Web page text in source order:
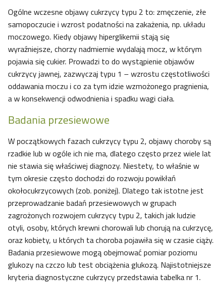
Ogólne wczesne objawy cukrzycy typu 2 to: zmęczenie, złe
samopoczucie i wzrost podatności na zakażenia, np. układu
moczowego. Kiedy objawy hiperglikemii stają się
wyraźniejsze, chorzy nadmiernie wydalają mocz, w którym
pojawia się cukier. Prowadzi to do wystąpienie objawów
cukrzycy jawnej, zazwyczaj typu 1 – wzrostu częstotliwości
oddawania moczu i co za tym idzie wzmożonego pragnienia,
a w konsekwencji odwodnienia i spadku wagi ciała.
Badania przesiewowe
W początkowych fazach cukrzycy typu 2, objawy choroby są
rzadkie lub w ogóle ich nie ma, dlatego często przez wiele lat
nie stawia się właściwej diagnozy. Niestety, to właśnie w
tym okresie często dochodzi do rozwoju powikłań
okołocukrzycowych (zob. poniżej). Dlatego tak istotne jest
przeprowadzanie badań przesiewowych w grupach
zagrożonych rozwojem cukrzycy typu 2, takich jak ludzie
otyli, osoby, których krewni chorowali lub chorują na cukrzycę,
oraz kobiety, u których ta choroba pojawiła się w czasie ciąży.
Badania przesiewowe mogą obejmować pomiar poziomu
glukozy na czczo lub test obciążenia glukozą. Najistotniejsze
kryteria diagnostyczne cukrzycy przedstawia tabelka nr 1.